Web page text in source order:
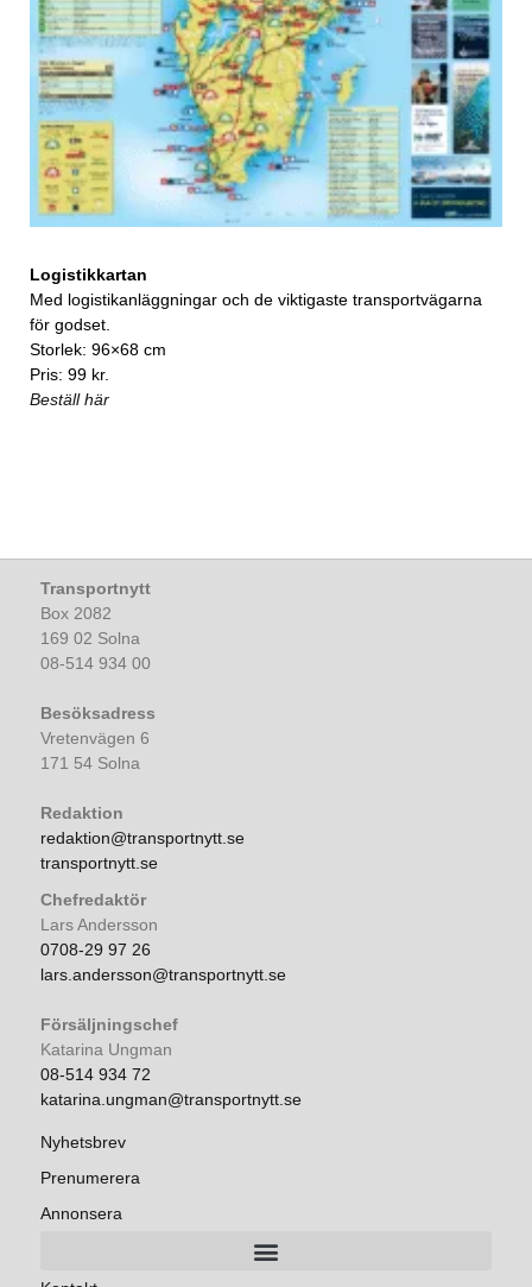
Logistikkartan
Med logistikanläggningar och de viktigaste transportvägarna
för godset.
Storlek: 96×68 cm
Pris: 99 kr.
Beställ här
Transportnytt
Box 2082
169 02 Solna
08-514 934 00
Besöksadress
Vretenvägen 6
171 54 Solna
Redaktion
redaktion@transportnytt.se
transportnytt.se
Chefredaktör
Lars Andersson
0708-29 97 26
lars.andersson@transportnytt.se
Försäljningschef
Katarina Ungman
08-514 934 72
katarina.ungman@transportnytt.se
Nyhetsbrev
Prenumerera
Annonsera